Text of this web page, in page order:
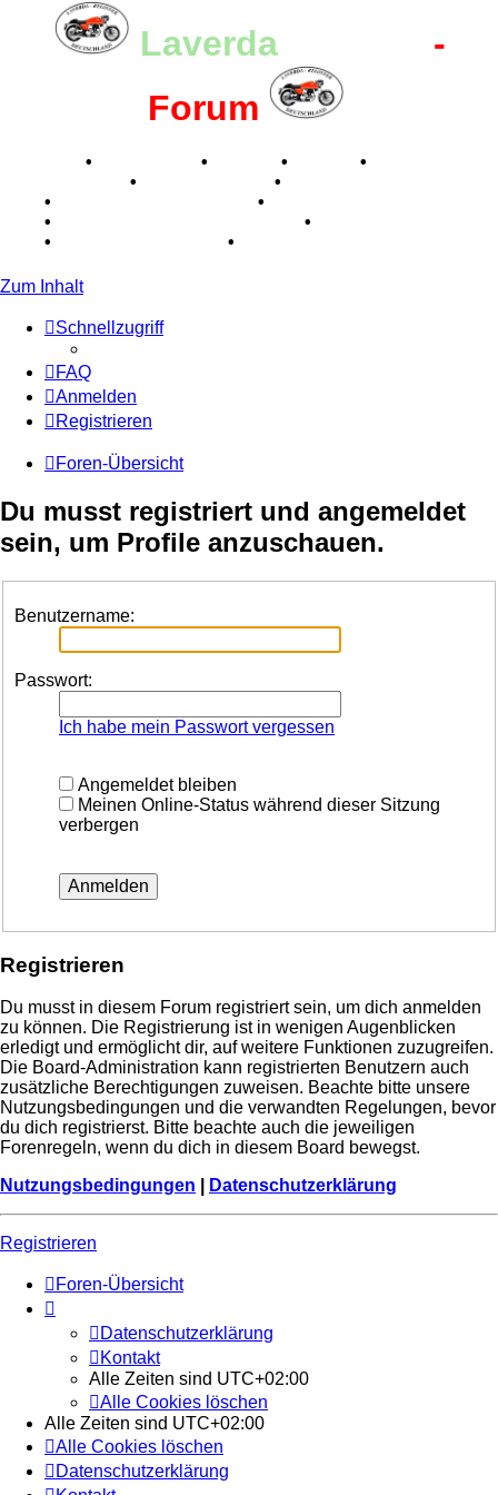
Laverda-Register -
Forum
• • •
•
• •
• •
• •
• •
Zum Inhalt
Schnellzugriff
FAQ
Anmelden
Registrieren
Foren-Übersicht
Du musst registriert und angemeldet
sein, um Profile anzuschauen.
Benutzername:
Passwort:
Ich habe mein Passwort vergessen
Angemeldet bleiben
Meinen Online-Status während dieser Sitzung
verbergen
Registrieren
Du musst in diesem Forum registriert sein, um dich anmelden
zu können. Die Registrierung ist in wenigen Augenblicken
erledigt und ermöglicht dir, auf weitere Funktionen zuzugreifen.
Die Board-Administration kann registrierten Benutzern auch
zusätzliche Berechtigungen zuweisen. Beachte bitte unsere
Nutzungsbedingungen und die verwandten Regelungen, bevor
du dich registrierst. Bitte beachte auch die jeweiligen
Forenregeln, wenn du dich in diesem Board bewegst.
Nutzungsbedingungen
Datenschutzerklärung
Registrieren
Foren-Übersicht
Datenschutzerklärung
Kontakt
Alle Zeiten sind UTC+02:00
Alle Cookies löschen
Alle Zeiten sind UTC+02:00
Alle Cookies löschen
Datenschutzerklärung